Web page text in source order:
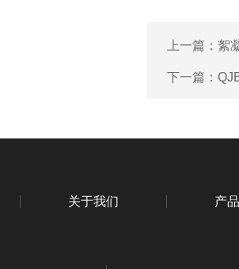
上一篇： 絮
下一篇：
关于我们 产